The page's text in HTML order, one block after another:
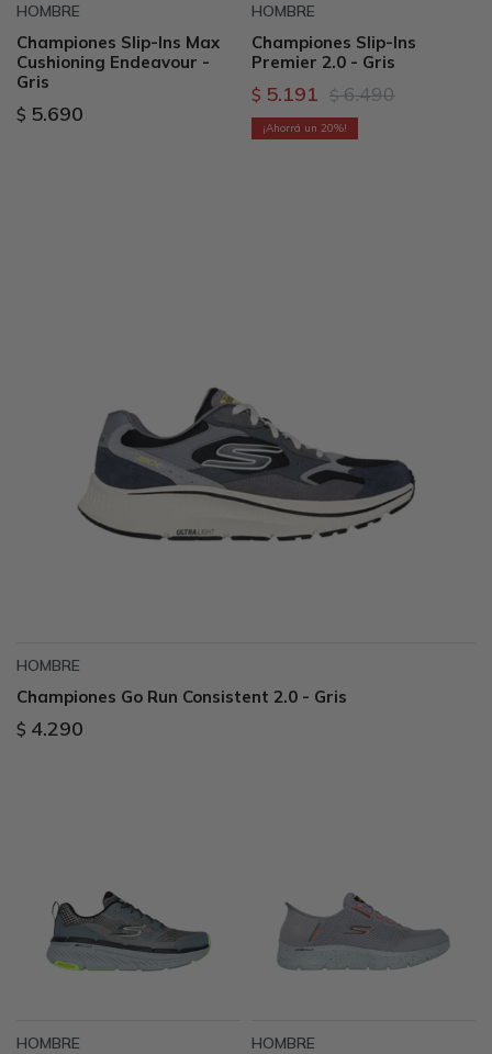
HOMBRE
Championes Slip-Ins Max
Cushioning Endeavour -
Gris
$ 5.690
HOMBRE
Championes Slip-Ins
Premier 2.0 - Gris
$ 5.191 $ 6.490
20
HOMBRE
Championes Go Run Consistent 2.0 - Gris
$ 4.290
HOMBRE HOMBRE